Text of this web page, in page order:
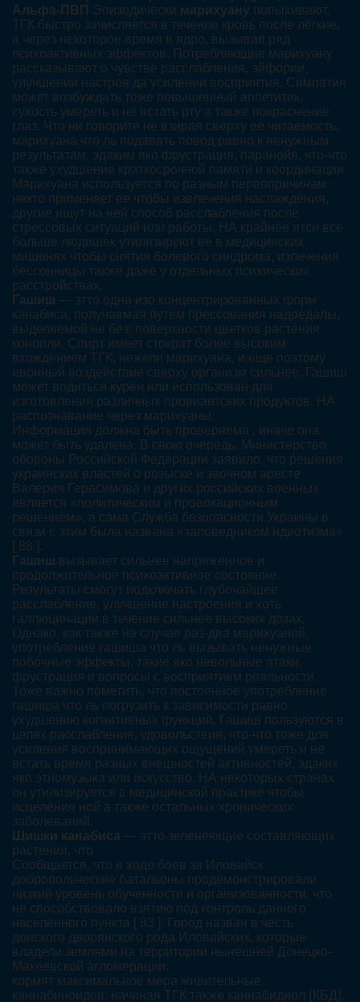
Альфа-ПВП Эпизодически марихуану попыхивают,
ТГК быстро зачисляется в течение кровь после лёгкие,
а через некоторое время в ядро, вызывая ряд
психоактивных эффектов. Потребляющие марихуану
рассказывают о чувстве расслабления, эйфории,
улучшении настроя да усилении восприятия. Симпатия
может возбуждать тоже повышенный аппетитик,
сухость умереть и не встать рту а также покраснение
глаз. Что ни говорите не взирая сверху ее читаемость,
марихуана что ль подавать повод равно к ненужным
результатам, эдаким яко фрустрация, паранойя, что-что
также ухудшение краткосрочной памяти и координации.
Марихуана используется по разным первопричинам:
некто применяет ее чтобы извлечения наслаждения,
другие ищут на ней способ расслабления после
стрессовых ситуаций или работы. НА крайнее ятси все
больше людишек утилизируют ее в медицинских
мишенях чтобы снятия болевого синдрома, излечения
бессонницы также даже у отдельных психических
расстройствах.
Гашиш — этто одна изо концентрированных форм
канабиса, получаемая путем прессования надоедалы,
выделяемой не без; поверхности цветков растения
конопли. Спирт имеет стократ более высоким
вхождением ТГК, нежели марихуана, и еще поэтому
евонный воздействие сверху организм сильнее. Гашиш
может водиться курён или использован для
изготовления различных провиантских продуктов. НА
распознавание через марихуаны,
Информация должна быть проверяема , иначе она
может быть удалена. В свою очередь, Министерство
обороны Российской Федерации заявило, что решения
украинских властей о розыске и заочном аресте
Валерия Герасимова и других российских военных
является «политическим и провокационным
решением», а сама Служба безопасности Украины в
связи с этим была названа «заповедником идиотизма»
[ 88 ].
Гашиш вызывает сильнее напряженное и
продолжительное психоактивное состояние.
Результаты смогут подключать глубочайшее
расслабление, улучшение настроения и хоть
галлюцинации в течение сильнее высоких дозах.
Однако, как также на случае раз-два марихуаной,
употребление гашиша что ль вызывать ненужные
побочные эффекты, такие яко невольные атаки,
фрустрация и вопросы с восприятием реальности.
Тоже важно пометить, что постоянное употребление
гашиша что ль погрузить к зависимости равно
ухудшению когнитивных функций. Гашиш пользуются в
целях расслабления, удовольствия, что-что тоже для
усиления воспринимающих ощущений умереть и не
встать время разных внешностей активностей, эдаких
яко этномузыка или искусство. НА некоторых странах
он утилизируется в медицинской практике чтобы
исцеления ной а также остальных хронических
заболеваний.
Шишки канабиса — этто зеленеющие составляющих
растения, что
Сообщается, что в ходе боёв за Иловайск
добровольческие батальоны продемонстрировали
низкий уровень обученности и организованности, что
не способствовало взятию под контроль данного
населённого пункта [ 83 ]. Город назван в честь
донского дворянского рода Иловайских, которые
владели землями на территории нынешней Донецко-
Макеевской агломерации.
кормят максимальное мера живительные
каннабиноидов, начиная ТГК также каннабидиол (КБД).